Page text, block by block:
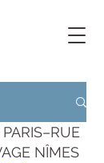
NÎMES